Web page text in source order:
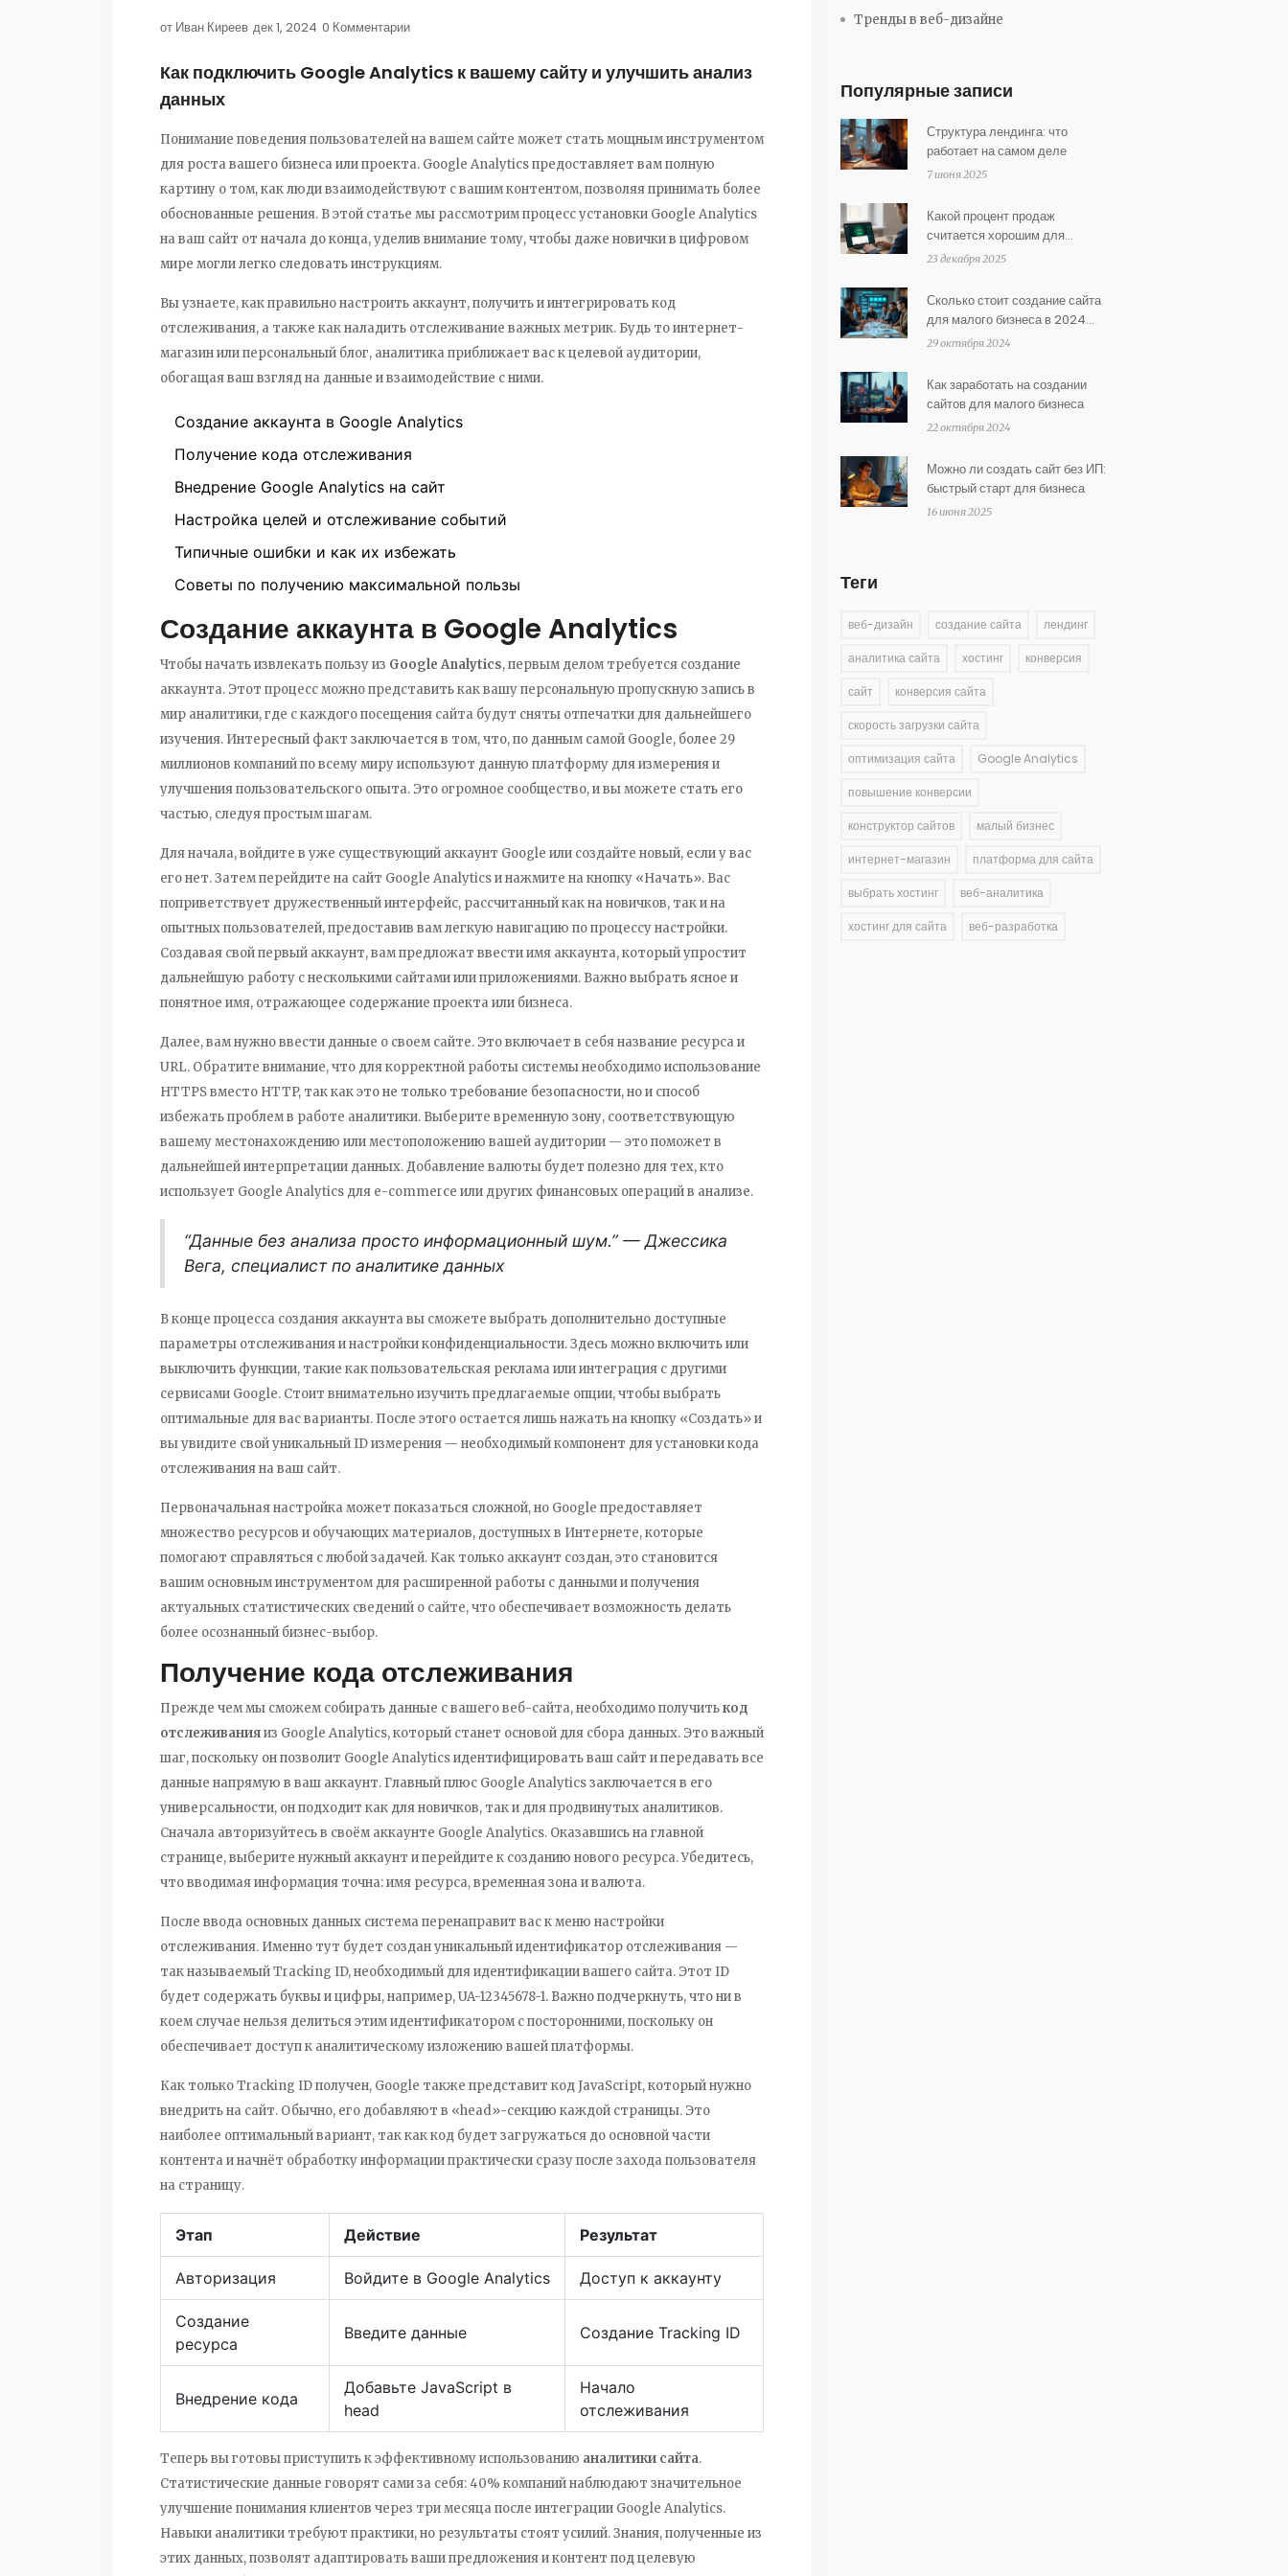
от Иван Киреев дек 1, 2024 0 Комментарии
Как подключить Google Analytics к вашему сайту и улучшить анализ
данных
Понимание поведения пользователей на вашем сайте может стать мощным инструментом
для роста вашего бизнеса или проекта. Google Analytics предоставляет вам полную
картину о том, как люди взаимодействуют с вашим контентом, позволяя принимать более
обоснованные решения. В этой статье мы рассмотрим процесс установки Google Analytics
на ваш сайт от начала до конца, уделив внимание тому, чтобы даже новички в цифровом
мире могли легко следовать инструкциям.
Вы узнаете, как правильно настроить аккаунт, получить и интегрировать код
отслеживания, а также как наладить отслеживание важных метрик. Будь то интернет-
магазин или персональный блог, аналитика приближает вас к целевой аудитории,
обогащая ваш взгляд на данные и взаимодействие с ними.
Создание аккаунта в Google Analytics
Получение кода отслеживания
Внедрение Google Analytics на сайт
Настройка целей и отслеживание событий
Типичные ошибки и как их избежать
Советы по получению максимальной пользы
Создание аккаунта в Google Analytics
Чтобы начать извлекать пользу из Google Analytics, первым делом требуется создание
аккаунта. Этот процесс можно представить как вашу персональную пропускную запись в
мир аналитики, где с каждого посещения сайта будут сняты отпечатки для дальнейшего
изучения. Интересный факт заключается в том, что, по данным самой Google, более 29
миллионов компаний по всему миру используют данную платформу для измерения и
улучшения пользовательского опыта. Это огромное сообщество, и вы можете стать его
частью, следуя простым шагам.
Для начала, войдите в уже существующий аккаунт Google или создайте новый, если у вас
его нет. Затем перейдите на сайт Google Analytics и нажмите на кнопку «Начать». Вас
поприветствует дружественный интерфейс, рассчитанный как на новичков, так и на
опытных пользователей, предоставив вам легкую навигацию по процессу настройки.
Создавая свой первый аккаунт, вам предложат ввести имя аккаунта, который упростит
дальнейшую работу с несколькими сайтами или приложениями. Важно выбрать ясное и
понятное имя, отражающее содержание проекта или бизнеса.
Далее, вам нужно ввести данные о своем сайте. Это включает в себя название ресурса и
URL. Обратите внимание, что для корректной работы системы необходимо использование
HTTPS вместо HTTP, так как это не только требование безопасности, но и способ
избежать проблем в работе аналитики. Выберите временную зону, соответствующую
вашему местонахождению или местоположению вашей аудитории — это поможет в
дальнейшей интерпретации данных. Добавление валюты будет полезно для тех, кто
использует Google Analytics для e-commerce или других финансовых операций в анализе.
“Данные без анализа просто информационный шум.” — Джессика
Вега, специалист по аналитике данных
В конце процесса создания аккаунта вы сможете выбрать дополнительно доступные
параметры отслеживания и настройки конфиденциальности. Здесь можно включить или
выключить функции, такие как пользовательская реклама или интеграция с другими
сервисами Google. Стоит внимательно изучить предлагаемые опции, чтобы выбрать
оптимальные для вас варианты. После этого остается лишь нажать на кнопку «Создать» и
вы увидите свой уникальный ID измерения — необходимый компонент для установки кода
отслеживания на ваш сайт.
Первоначальная настройка может показаться сложной, но Google предоставляет
множество ресурсов и обучающих материалов, доступных в Интернете, которые
помогают справляться с любой задачей. Как только аккаунт создан, это становится
вашим основным инструментом для расширенной работы с данными и получения
актуальных статистических сведений о сайте, что обеспечивает возможность делать
более осознанный бизнес-выбор.
Получение кода отслеживания
Прежде чем мы сможем собирать данные с вашего веб-сайта, необходимо получитькод
отслеживанияиз Google Analytics, который станет основой для сбора данных. Это важный
шаг, поскольку он позволит Google Analytics идентифицировать ваш сайт и передавать все
данные напрямую в ваш аккаунт. Главный плюс Google Analytics заключается в его
универсальности, он подходит как для новичков, так и для продвинутых аналитиков.
Сначала авторизуйтесь в своём аккаунте Google Analytics. Оказавшись на главной
странице, выберите нужный аккаунт и перейдите к созданию нового ресурса. Убедитесь,
что вводимая информация точна: имя ресурса, временная зона и валюта.
После ввода основных данных система перенаправит вас к меню настройки
отслеживания. Именно тут будет создан уникальный идентификатор отслеживания —
так называемый Tracking ID, необходимый для идентификации вашего сайта. Этот ID
будет содержать буквы и цифры, например, UA-12345678-1. Важно подчеркнуть, что ни в
коем случае нельзя делиться этим идентификатором с посторонними, поскольку он
обеспечивает доступ к аналитическому изложению вашей платформы.
Как только Tracking ID получен, Google также представит код JavaScript, который нужно
внедрить на сайт. Обычно, его добавляют в «head»-секцию каждой страницы. Это
наиболее оптимальный вариант, так как код будет загружаться до основной части
контента и начнёт обработку информации практически сразу после захода пользователя
на страницу.
Этап Действие Результат
Авторизация Войдите в Google Analytics Доступ к аккаунту
Создание
ресурса
Введите данные Создание Tracking ID
Внедрение кода
Добавьте JavaScript в
head
Начало
отслеживания
Теперь вы готовы приступить к эффективному использованию аналитики сайта.
Статистические данные говорят сами за себя: 40% компаний наблюдают значительное
улучшение понимания клиентов через три месяца после интеграции Google Analytics.
Навыки аналитики требуют практики, но результаты стоят усилий. Знания, полученные из
этих данных, позволят адаптировать ваши предложения и контент под целевую
Тренды в веб-дизайне
Популярные записи
Структура лендинга: что
работает на самом деле
7 июня 2025
Какой процент продаж
считается хорошим для
лендинга в 2025 году
23 декабря 2025
Сколько стоит создание сайта
для малого бизнеса в 2024
году
29 октября 2024
Как заработать на создании
сайтов для малого бизнеса
22 октября 2024
Можно ли создать сайт без ИП:
быстрый старт для бизнеса
16 июня 2025
Теги
веб-дизайн создание сайта лендинг
аналитика сайта хостинг конверсия
сайт конверсия сайта
скорость загрузки сайта
оптимизация сайта Google Analytics
повышение конверсии
конструктор сайтов малый бизнес
интернет-магазин платформа для сайта
выбрать хостинг веб-аналитика
хостинг для сайта веб-разработка